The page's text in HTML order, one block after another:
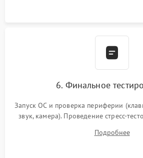
6. Финальное
Запуск ОС и проверка периферии
звук, камера). Проведение стресс-
для контроля температурного
системы под пиковой
Подробнее